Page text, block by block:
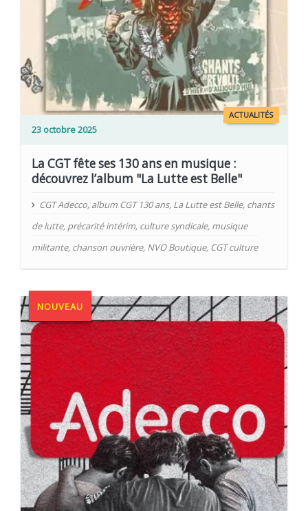
ACTUALITÉS
23 octobre 2025
La CGT fête ses 130 ans en musique :
découvrez l’album "La Lutte est Belle"
CGT Adecco, album CGT 130 ans, La Lutte est Belle, chants
de lutte, précarité intérim, culture syndicale, musique
militante, chanson ouvrière, NVO Boutique, CGT culture
NOUVEAU